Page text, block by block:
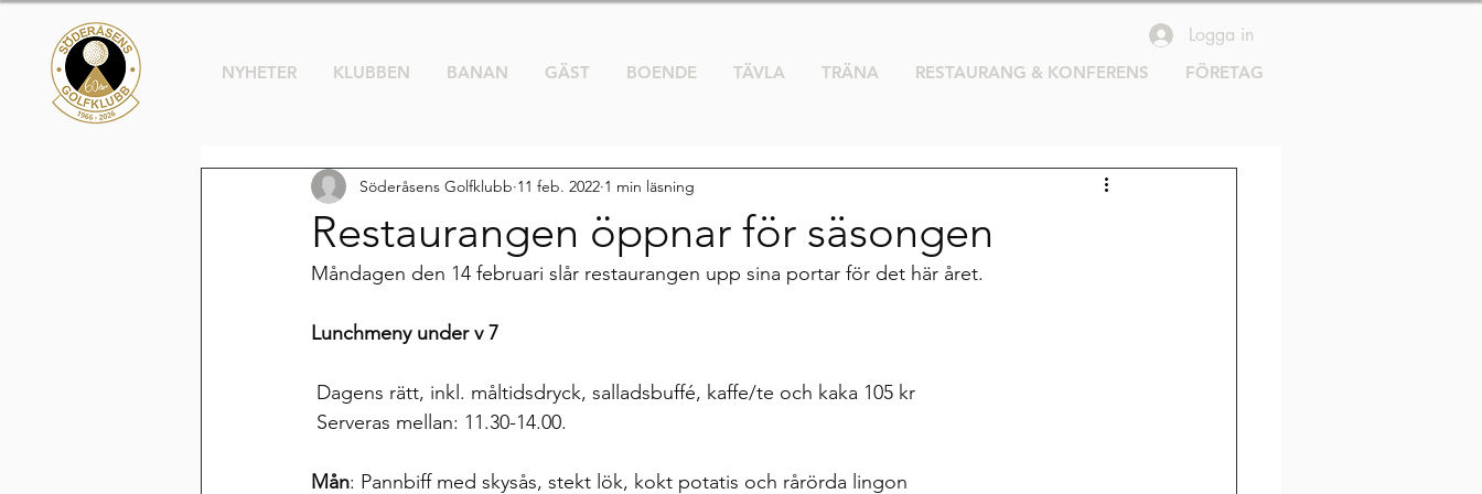
NYHETER KLUBBEN BANAN GÄST BOENDE TÄVLA TRÄNA RESTAURANG & KONFERENS FÖRETAG
Logga in
Restaurangen öppnar för säsongen
Söderåsens Golfklubb 11 feb. 2022 1 min läsning
Måndagen den 14 februari slår restaurangen upp sina portar för det här året.
Lunchmeny under v 7
Dagens rätt, inkl. måltidsdryck, salladsbuffé, kaffe/te och kaka 105 kr
Serveras mellan: 11.30-14.00.
Mån: Pannbiff med skysås, stekt lök, kokt potatis och rårörda lingon